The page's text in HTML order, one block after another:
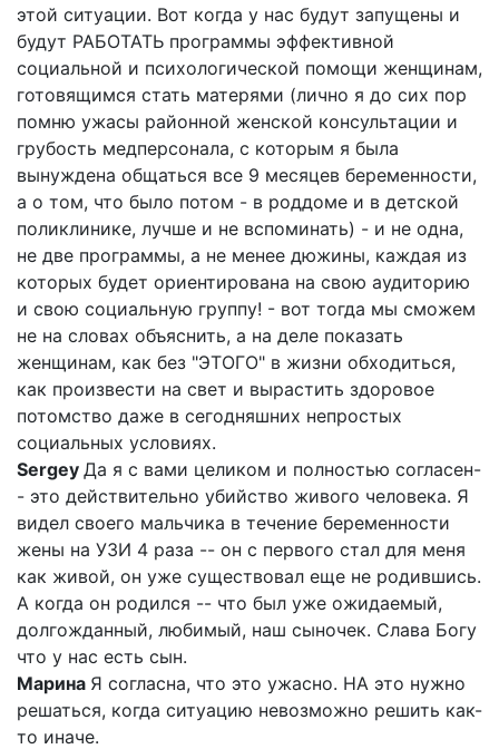
этой ситуации. Вот когда у нас будут запущены и
будут РАБОТАТЬ программы эффективной
социальной и психологической помощи женщинам,
готовящимся стать матерями (лично я до сих пор
помню ужасы районной женской консультации и
грубость медперсонала, с которым я была
вынуждена общаться все 9 месяцев беременности,
а о том, что было потом - в роддоме и в детской
поликлинике, лучше и не вспоминать) - и не одна,
не две программы, а не менее дюжины, каждая из
которых будет ориентирована на свою аудиторию
и свою социальную группу! - вот тогда мы сможем
не на словах объяснить, а на деле показать
женщинам, как без "ЭТОГО" в жизни обходиться,
как произвести на свет и вырастить здоровое
потомство даже в сегодняшних непростых
социальных условиях.
Sergey Да я с вами целиком и полностью согласен-
- это действительно убийство живого человека. Я
видел своего мальчика в течение беременности
жены на УЗИ 4 раза -- он с первого стал для меня
как живой, он уже существовал еще не родившись.
А когда он родился -- что был уже ожидаемый,
долгожданный, любимый, наш сыночек. Слава Богу
что у нас есть сын.
Марина Я согласна, что это ужасно. НА это нужно
решаться, когда ситуацию невозможно решить как-
то иначе.